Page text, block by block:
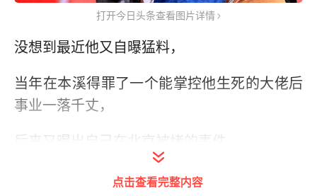
打开今日头条查看图片详情
没想到最近他又自曝猛料，
当年在本溪得罪了一个能掌控他生死的大佬后
事业一落千丈，
后来又曝出自己在北京被堵的事件。
一系列耸人听闻的故事背后究竟是自我炒作还
点击查看完整内容